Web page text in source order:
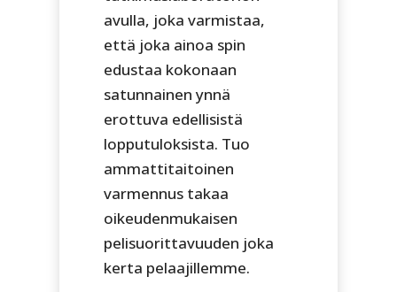
avulla, joka varmistaa,
että joka ainoa spin
edustaa kokonaan
satunnainen ynnä
erottuva edellisistä
lopputuloksista. Tuo
ammattitaitoinen
varmennus takaa
oikeudenmukaisen
pelisuorittavuuden joka
kerta pelaajillemme.